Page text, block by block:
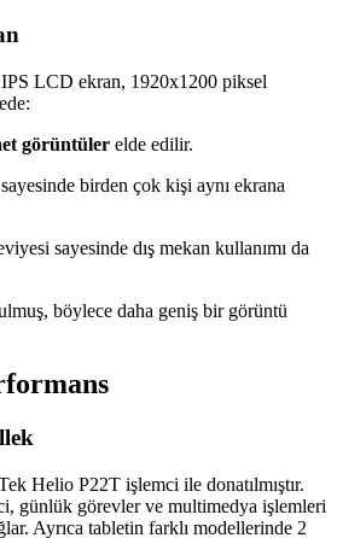
LCD ekran, 1920x1200 piksel
görüntüler elde edilir.
birden çok kişi aynı ekrana
sayesinde dış mekan kullanımı da
böylece daha geniş bir görüntü
Helio P22T işlemci ile donatılmıştır.
günlük görevler ve multimedya işlemleri
Ayrıca tabletin farklı modellerinde 2